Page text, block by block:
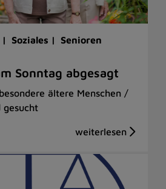
| Soziales | Senioren
Sonntag abgesagt
ältere Menschen /
gesucht